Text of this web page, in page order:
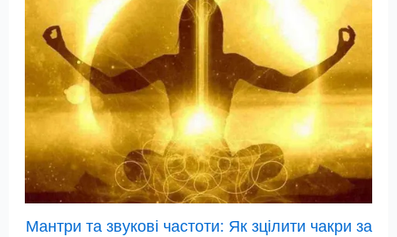
Мантри та звукові частоти: Як зцілити чакри за